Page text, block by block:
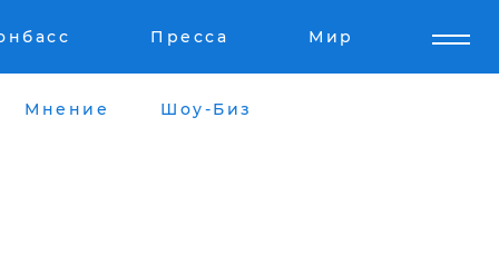
Пресса Мир
Мнение Шоу-Биз